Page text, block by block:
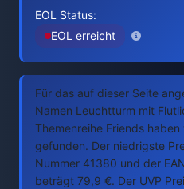
EOL Status:
EOL erreicht
Für das auf dieser Seite
Namen Leuchtturm mit
Themenreihe Friends
gefunden. Der niedrigste
Nummer 41380 und der
beträgt 79,9 €. Der UVP